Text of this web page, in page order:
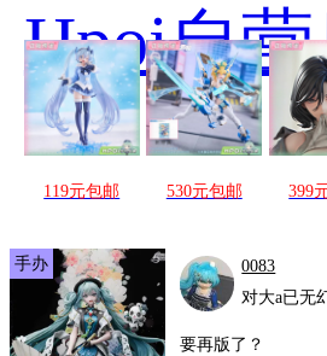
Hpoi常驻
动，起
Hpoi自
119元包邮 530元包邮 399
手办 0083
对大a已无
要再版了？